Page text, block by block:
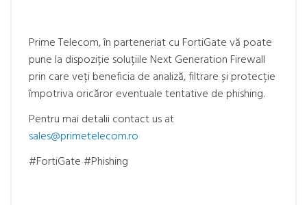
Prime Telecom, în parteneriat cu FortiGate vă poate
pune la dispoziție soluțiile Next Generation Firewall
prin care veți beneficia de analiză, filtrare și protecție
împotriva oricăror eventuale tentative de phishing.
Pentru mai detalii contact us at
sales@primetelecom.ro
#FortiGate #Phishing